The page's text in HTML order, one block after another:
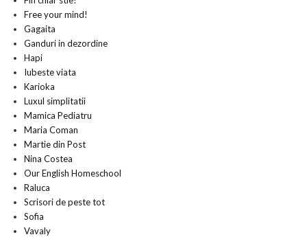
Free your mind!
Gagaita
Ganduri in dezordine
Hapi
Iubeste viata
Karioka
Luxul simplitatii
Mamica Pediatru
Maria Coman
Martie din Post
Nina Costea
Our English Homeschool
Raluca
Scrisori de peste tot
Sofia
Vavaly